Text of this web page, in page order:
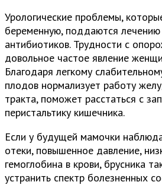
Урологические проблемы,
беременную, поддаются лечению
антибиотиков. Трудности с
довольное частое явление
Благодаря легкому
плодов нормализует работу
тракта, поможет расстаться с
перистальтику кишечника.
Если у будущей мамочки
отеки, повышенное давление,
гемоглобина в крови, брусника
устранить спектр болезненных